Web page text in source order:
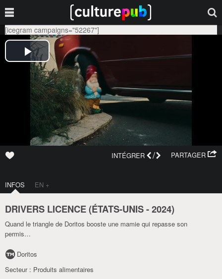
[icegram campaigns="52267"]
PARTAGER
INTÉGRER /
INFOS EN +
DRIVERS LICENCE (ÉTATS-UNIS-2024)
Quand le triangle de Doritos booste une mamie qui repasse son
permis…
Doritos
Secteur : Produits alimentaires